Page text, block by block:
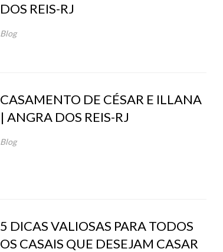
DOS REIS-RJ
Blog
CASAMENTO DE CÉSAR E ILLANA
| ANGRA DOS REIS-RJ
Blog
5 DICAS VALIOSAS PARA TODOS
OS CASAIS QUE DESEJAM CASAR